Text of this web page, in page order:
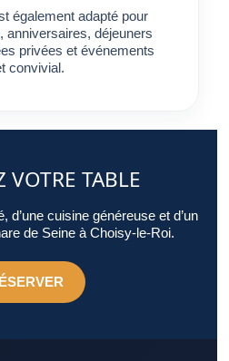
également adapté pour
anniversaires, déjeuners
privées et événements
convivial.
VOTRE TABLE
d’une cuisine généreuse et d’un
de Seine à Choisy-le-Roi.